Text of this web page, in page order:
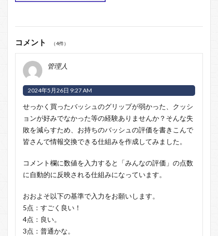
コメント （4件）
管理人
2024年5月26日 9:27 AM
せっかく買ったバッシュのグリップが弱かった、クッシ
ョンが好みでなかった等の経験ありませんか？そんな失
敗を減らすため、お持ちのバッシュの評価を書きこんで
皆さんで情報交換できる仕組みを作成してみました。
コメント欄に数値を入力すると「みんなの評価」の点数
に自動的に反映される仕組みになっています。
おおよそ以下の基準で入力をお願いします。
5点：すごく良い！
4点：良い。
3点：普通かな。